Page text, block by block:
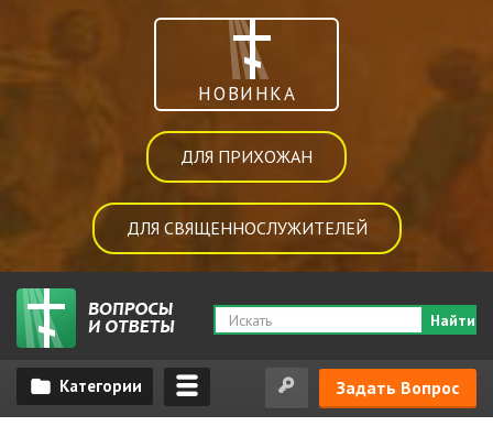
НОВИНКА
ДЛЯ ПРИХОЖАН
ДЛЯ СВЯЩЕННОСЛУЖИТЕЛЕЙ
Найти
Задать Вопрос